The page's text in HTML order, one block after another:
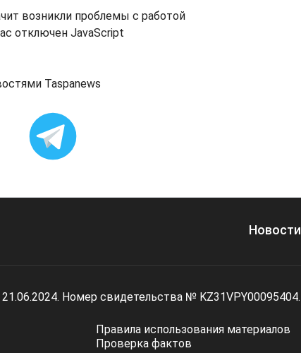
возникли проблемы с работой
отключен JavaScript
Taspanews
Новости
Номер свидетельства № KZ31VPY00095404.
Правила использования материалов
Проверка фактов